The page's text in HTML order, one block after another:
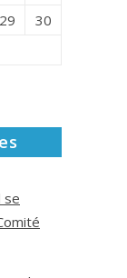
29
30
se